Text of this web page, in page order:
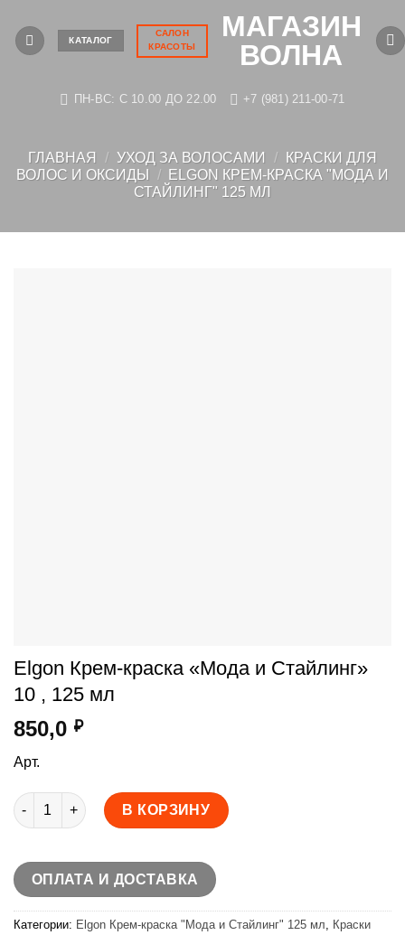
content
МАГАЗИН
ВОЛНА
КАТАЛОГ
САЛОН
КРАСОТЫ
ПН-ВС: C 10.00 ДО 22.00 +7 (981) 211-00-71
ГЛАВНАЯ / УХОД ЗА ВОЛОСАМИ /
КРАСКИ ДЛЯ
ВОЛОС И ОКСИДЫ
/
ELGON КРЕМ-КРАСКА "МОДА И
СТАЙЛИНГ" 125 МЛ
Elgon Крем-краска «Мода и Стайлинг»
10 , 125 мл
850,0 ₽
Арт.
Количество товара Elgon Крем-краска "Мода и Стайлинг"
В КОРЗИНУ
ОПЛАТА И ДОСТАВКА
Категории: Elgon Крем-краска "Мода и Стайлинг" 125 мл, Краски